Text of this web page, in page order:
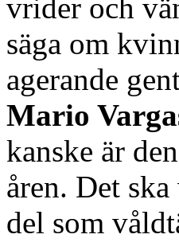
vrider och
säga om
agerande
Mario
kanske är
åren. Det
del som